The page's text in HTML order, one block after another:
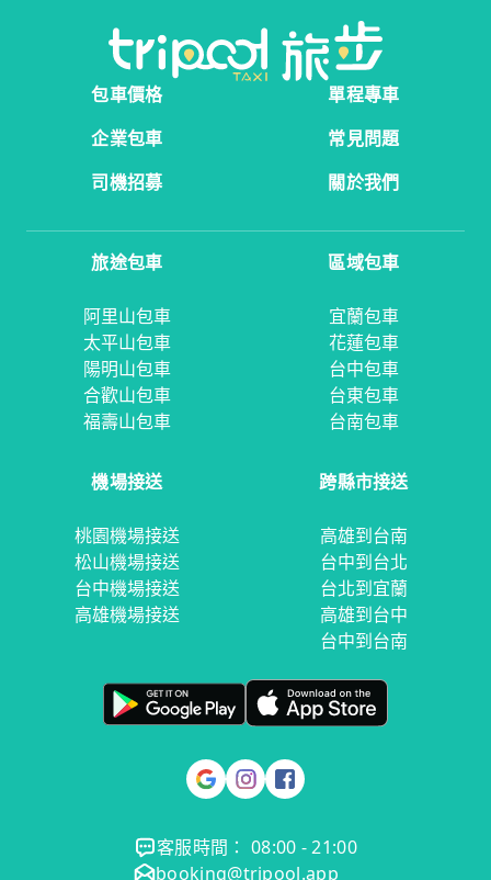
包車價格
單程專車
企業包車
常見問題
司機招募
關於我們
旅途包車
阿里山包車
太平山包車
陽明山包車
合歡山包車
福壽山包車
區域包車
宜蘭包車
花蓮包車
台中包車
台東包車
台南包車
機場接送
桃園機場接送
松山機場接送
台中機場接送
高雄機場接送
跨縣市接送
高雄到台南
台中到台北
台北到宜蘭
高雄到台中
台中到台南
客服時間： 08:00 - 21:00
booking@tripool.app